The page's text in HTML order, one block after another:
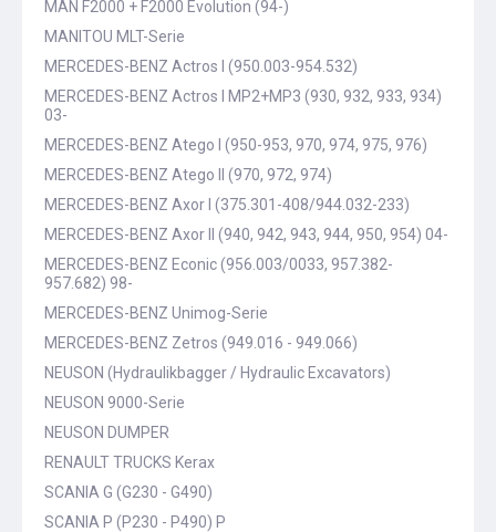
MAN F2000 + F2000 Evolution (94-)
MANITOU MLT-Serie
MERCEDES-BENZ Actros I (950.003-954.532)
MERCEDES-BENZ Actros I MP2+MP3 (930, 932, 933, 934)
03-
MERCEDES-BENZ Atego I (950-953, 970, 974, 975, 976)
MERCEDES-BENZ Atego II (970, 972, 974)
MERCEDES-BENZ Axor I (375.301-408/944.032-233)
MERCEDES-BENZ Axor II (940, 942, 943, 944, 950, 954) 04-
MERCEDES-BENZ Econic (956.003/0033, 957.382-
957.682) 98-
MERCEDES-BENZ Unimog-Serie
MERCEDES-BENZ Zetros (949.016 - 949.066)
NEUSON (Hydraulikbagger / Hydraulic Excavators)
NEUSON 9000-Serie
NEUSON DUMPER
RENAULT TRUCKS Kerax
SCANIA G (G230 - G490)
SCANIA P (P230 - P490) P